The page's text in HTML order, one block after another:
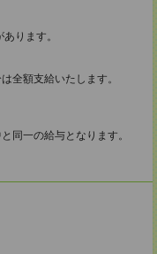
ります。
全額支給いたします。
同一の給与となります。